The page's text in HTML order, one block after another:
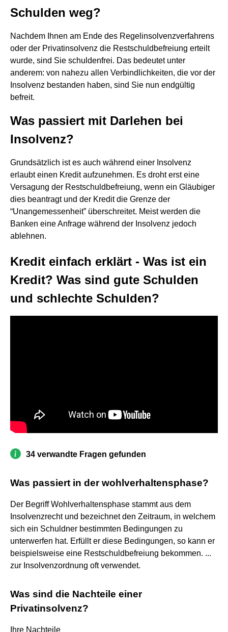
Schulden weg?
Nachdem Ihnen am Ende des Regelinsolvenzverfahrens
oder der Privatinsolvenz die Restschuldbefreiung erteilt
wurde, sind Sie schuldenfrei. Das bedeutet unter
anderem: von nahezu allen Verbindlichkeiten, die vor der
Insolvenz bestanden haben, sind Sie nun endgültig
befreit.
Was passiert mit Darlehen bei
Insolvenz?
Grundsätzlich ist es auch während einer Insolvenz
erlaubt einen Kredit aufzunehmen. Es droht erst eine
Versagung der Restschuldbefreiung, wenn ein Gläubiger
dies beantragt und der Kredit die Grenze der
“Unangemessenheit” überschreitet. Meist werden die
Banken eine Anfrage während der Insolvenz jedoch
ablehnen.
Kredit einfach erklärt - Was ist ein
Kredit? Was sind gute Schulden
und schlechte Schulden?
34 verwandte Fragen gefunden
Was passiert in der wohlverhaltensphase?
Der Begriff Wohlverhaltensphase stammt aus dem
Insolvenzrecht und bezeichnet den Zeitraum, in welchem
sich ein Schuldner bestimmten Bedingungen zu
unterwerfen hat. Erfüllt er diese Bedingungen, so kann er
beispielsweise eine Restschuldbefreiung bekommen. ...
zur Insolvenzordnung oft verwendet.
Was sind die Nachteile einer
Privatinsolvenz?
Ihre Nachteile